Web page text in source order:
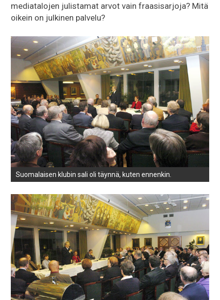
mediatalojen julistamat arvot vain fraasisarjoja? Mitä
oikein on julkinen palvelu?
Suomalaisen klubin sali oli täynnä, kuten ennenkin.